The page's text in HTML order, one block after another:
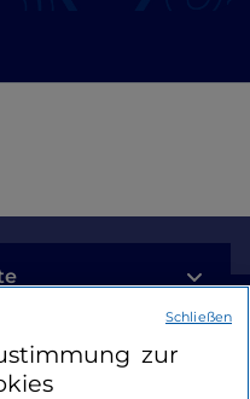
zur
Schließen